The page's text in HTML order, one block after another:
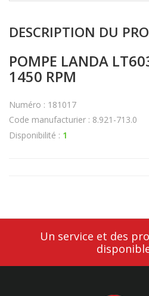
DESCRIPTION DU
POMPE LANDA
1450 RPM
Numéro : 181017
Code manufacturier : 8.921-713.0
Disponibilité : 1
Un service et des